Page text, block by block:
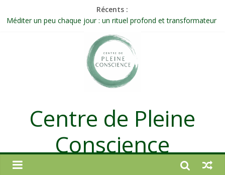
Récents :
Méditer un peu chaque jour : un rituel profond et transformateur
Célébrer la Vie jusque dans les petites actions
Quand on n’arrive plus à agir : et si ce n’était pas un manque de
Une attention consciente d’elle-même, non dirigée par le mental
Centre de Pleine
Conscience